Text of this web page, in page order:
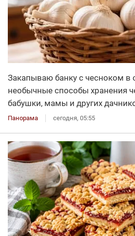
Закапываю банку с чесноком в
необычные способы хранения
бабушки, мамы и других
Панорама сегодня, 05:55